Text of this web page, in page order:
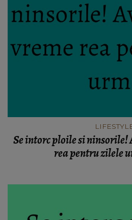
Se intorc ploile si ninsorile!
rea pentru zilele